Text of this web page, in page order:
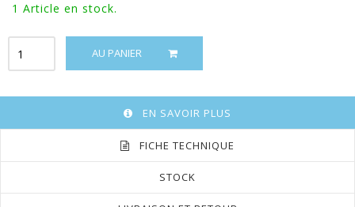
1 Article en stock.
AU PANIER
EN SAVOIR PLUS
FICHE TECHNIQUE
STOCK